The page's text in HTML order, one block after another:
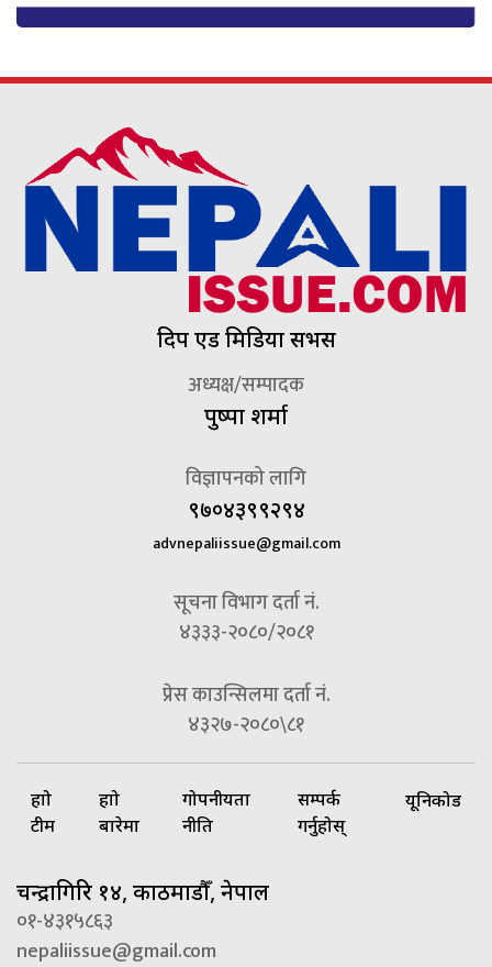
दिप एड मिडिया सर्भिस
अध्यक्ष/सम्पादक
पुष्पा शर्मा
विज्ञापनको लागि
९७०४३९९२९४
advnepaliissue@gmail.com
सूचना विभाग दर्ता नं.
४३३३-२०८०/२०८१
प्रेस काउन्सिलमा दर्ता नं.
४३२७-२०८०\८१
हाम्रो
टीम
हाम्रो
बारेमा
गोपनीयता
नीति
सम्पर्क
गर्नुहोस्
यूनिकोड
चन्द्रागिरि १४, काठमाडौँ, नेपाल
०१-४३१५८६३
nepaliissue@gmail.com